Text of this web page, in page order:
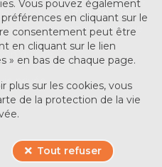
Vous pouvez également
en cliquant sur le
consentement peut être
en cliquant sur le lien
» en bas de chaque page.
plus sur les cookies, vous
de la protection de la vie
.
Tout refuser
– police n°730.390.160
réalisées en Belgique
du site
privée